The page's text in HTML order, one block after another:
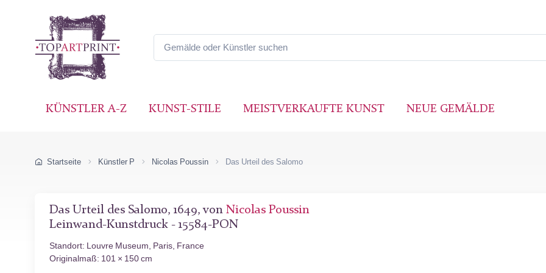
KÜNSTLER A-Z KUNST-STILE MEISTVERKAUFTE KUNST NEUE GEMÄLDE
Startseite Künstler P Nicolas Poussin Das Urteil des Salomo
Das Urteil des Salomo, 1649, von Nicolas Poussin
Leinwand-Kunstdruck - 15584-PON
Standort: Louvre Museum, Paris, France
Originalmaß: 101 × 150 cm